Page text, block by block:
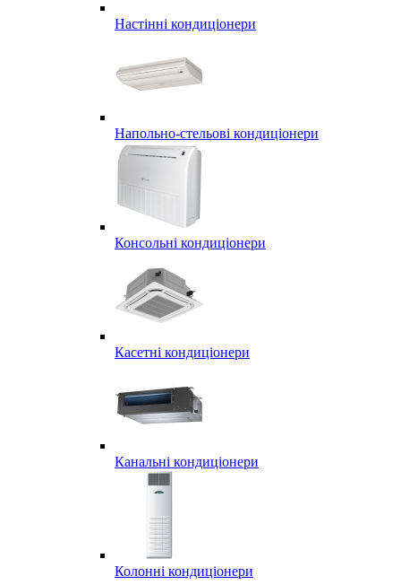
Настінні кондиціонери
Напольно-стельові кондиціонери
Консольні кондиціонери
Касетні кондиціонери
Канальні кондиціонери
Колонні кондиціонери